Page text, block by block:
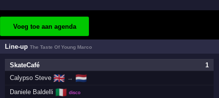
Voeg toe aan agenda
Line-upThe Taste Of Young Marco
1
SkateCafé
Calypso Steve 🇬🇧 → 🇳🇱
Daniele Baldelli 🇮🇹 disco